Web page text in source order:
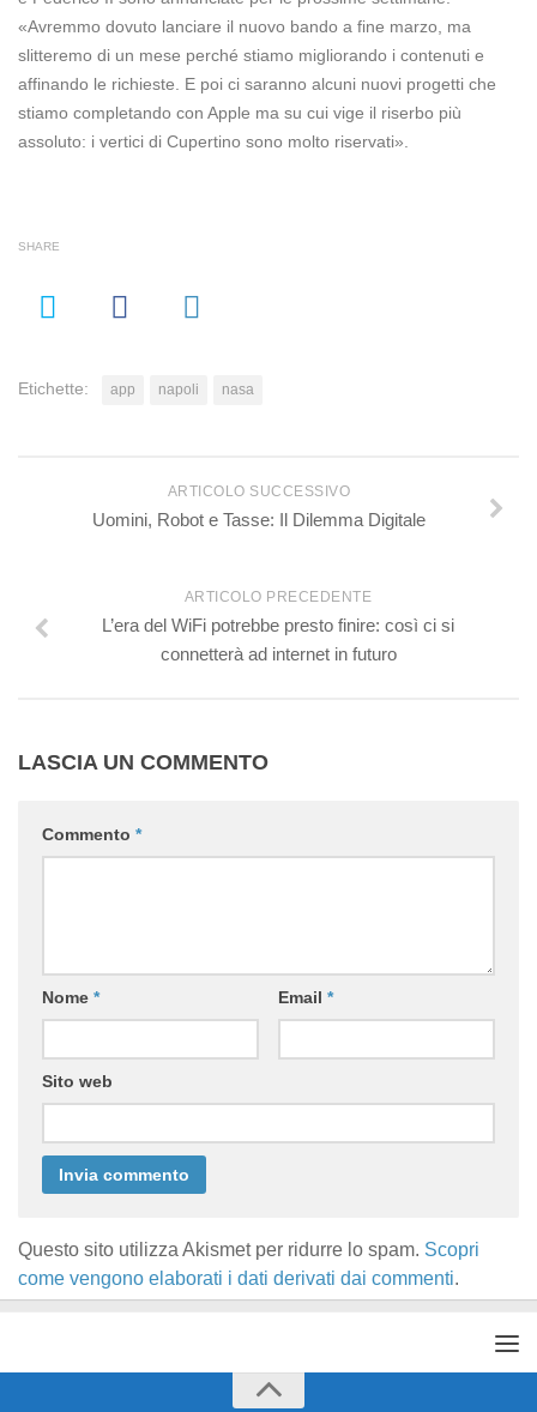
«Avremmo dovuto lanciare il nuovo bando a fine marzo, ma
slitteremo di un mese perché stiamo migliorando i contenuti e
affinando le richieste. E poi ci saranno alcuni nuovi progetti che
stiamo completando con Apple ma su cui vige il riserbo più
assoluto: i vertici di Cupertino sono molto riservati».
SHARE
Etichette: app napoli nasa
ARTICOLO SUCCESSIVO
Uomini, Robot e Tasse: Il Dilemma Digitale
ARTICOLO PRECEDENTE
L’era del WiFi potrebbe presto finire: così ci si
connetterà ad internet in futuro
LASCIA UN COMMENTO
Commento *
Nome * Email *
Sito web
Questo sito utilizza Akismet per ridurre lo spam. Scopri
come vengono elaborati i dati derivati dai commenti.